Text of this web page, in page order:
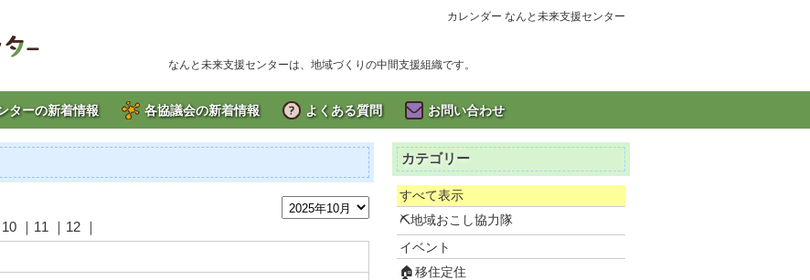
カレンダー なんと未来支援センター
なんと未来支援センターは、地域づくりの中間支援組織です。
ターの新着情報 各協議会の新着情報 よくある質問 お問い合わせ
10 11 12
カテゴリー
すべて表示
⛏地域おこし協力隊
イベント
🏠移住定住